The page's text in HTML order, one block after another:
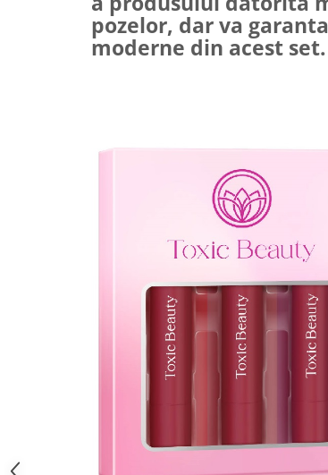
pozelor, dar va
moderne din acest set.